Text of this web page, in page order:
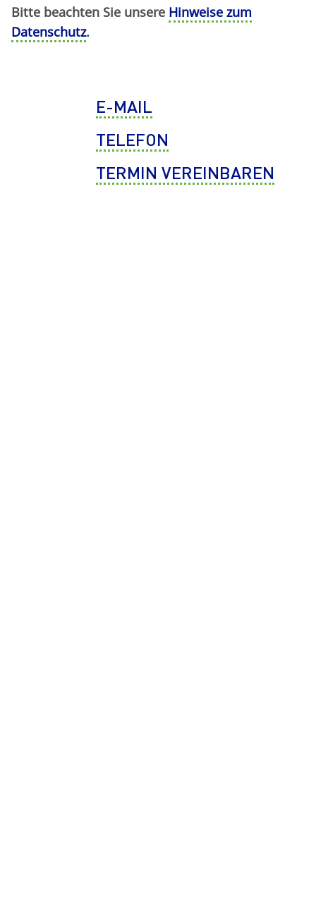
Bitte beachten Sie unsere Hinweise zum
Datenschutz.
E-MAIL
TELEFON
TERMIN VEREINBAREN